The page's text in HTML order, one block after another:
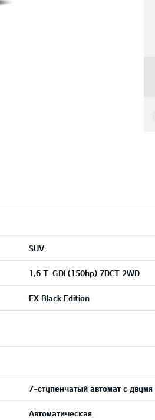
SUV
1,6 T-GDI (150hp) 7DCT 2WD
EX Black Edition
7-ступенчатый автомат с
Автоматическая